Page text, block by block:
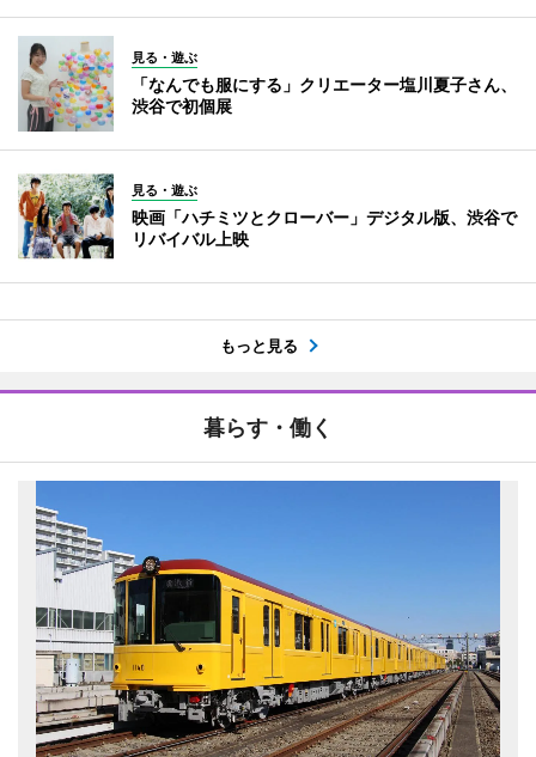
見る・遊ぶ
「なんでも服にする」クリエーター塩川夏子さん、
渋谷で初個展
見る・遊ぶ
映画「ハチミツとクローバー」デジタル版、渋谷で
リバイバル上映
もっと見る
暮らす・働く